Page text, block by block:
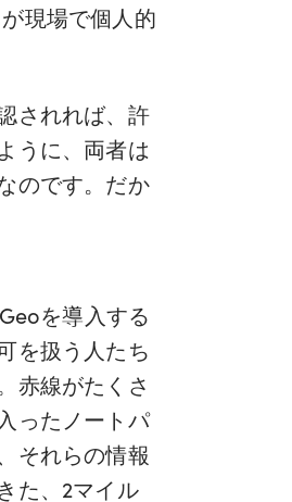
現場で個人的
されれば、許
うに、両者は
のです。だか
を導入する
を扱う人たち
赤線がたくさ
ったノートパ
それらの情報
た、2マイル